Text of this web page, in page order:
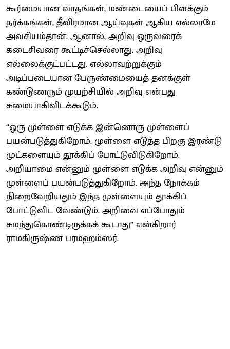
கூர்மையான வாதங்கள், மண்டையைப் பிளக்கும்
தர்க்கங்கள், தீவிரமான ஆய்வுகள் ஆகிய எல்லாமே
அவசியம்தான். ஆனால், அறிவு ஒருவரைக்
கடைசிவரை கூட்டிச்செல்லாது. அறிவு
எல்லைக்குட்பட்டது. எல்லாவற்றுக்கும்
அடிப்படையான பேருண்மையைத் தனக்குள்
கண்டுணரும் முயற்சியில் அறிவு என்பது
சுமையாகிவிடக்கூடும்.
“ஒரு முள்ளை எடுக்க இன்னொரு முள்ளைப்
பயன்படுத்துகிறோம். முள்ளை எடுத்த பிறகு இரண்டு
முட்களையும் தூக்கிப் போட்டுவிடுகிறோம்.
அறியாமை என்னும் முள்ளை எடுக்க அறிவு என்னும்
முள்ளைப் பயன்படுத்துகிறோம். அந்த நோக்கம்
நிறைவேறியதும் இந்த முள்ளையும் தூக்கிப்
போட்டுவிட வேண்டும். அறிவை எப்போதும்
சுமந்துகொண்டிருக்கக் கூடாது” என்கிறார்
ராமகிருஷ்ண பரமஹம்ஸர்.